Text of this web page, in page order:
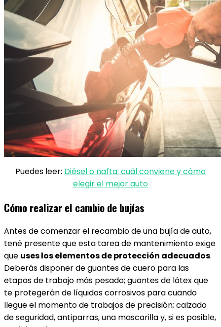
Puedes leer: Diésel o nafta: cuál conviene y cómo
elegir el mejor auto
Cómo realizar el cambio de bujías
Antes de comenzar el recambio de una bujía de auto,
tené presente que esta tarea de mantenimiento exige
que uses los elementos de protección adecuados.
Deberás disponer de guantes de cuero para las
etapas de trabajo más pesado; guantes de látex que
te protegerán de líquidos corrosivos para cuando
llegue el momento de trabajos de precisión; calzado
de seguridad, antiparras, una mascarilla y, si es posible,